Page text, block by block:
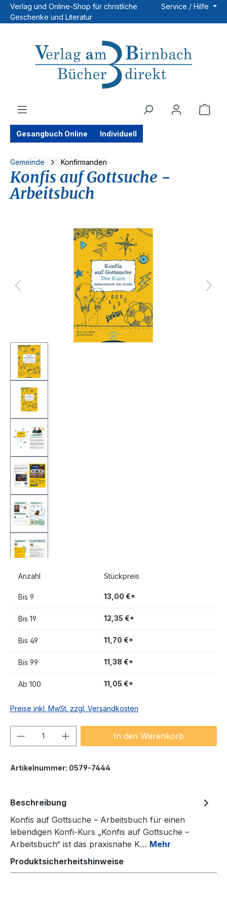
Zum Hauptinhalt springen
Verlag und Online-Shop für christliche
Geschenke und Literatur
Service / Hilfe
Gesangbuch Online Individuell
Gemeinde Konfirmanden
Konfis auf Gottsuche -
Arbeitsbuch
Bildergalerie überspringen
Anzahl Stückpreis
Bis 9 13,00 €*
Bis 19 12,35 €*
Bis 49 11,70 €*
Bis 99 11,38 €*
Ab 100 11,05 €*
Preise inkl. MwSt. zzgl. Versandkosten
Produkt Anzahl: Gib denIn den Warenkorb
Artikelnummer: 0579-7444
Beschreibung
Konfis auf Gottsuche – Arbeitsbuch für einen
lebendigen Konfi‑Kurs „Konfis auf Gottsuche –
Arbeitsbuch“ ist das praxisnahe K… Mehr
Produktsicherheitshinweise